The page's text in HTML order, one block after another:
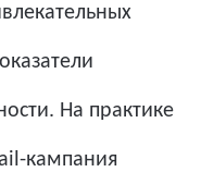
На практике
кампания